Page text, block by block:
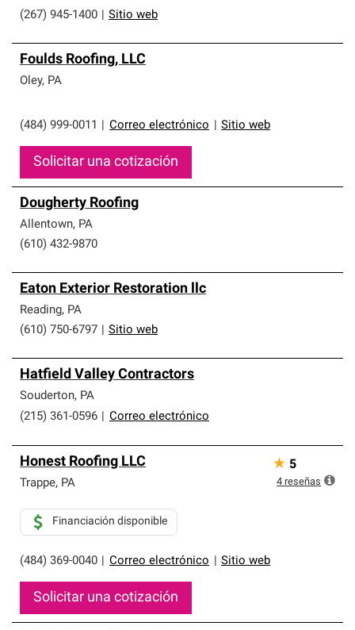
(267) 945-1400
Sitio web
Foulds Roofing, LLC
Oley, PA
(484) 999-0011 Correo electrónico Sitio web
Solicitar una cotización
Dougherty Roofing
Allentown, PA
(610) 432-9870
Eaton Exterior Restoration llc
Reading, PA
(610) 750-6797
Sitio web
Hatfield Valley Contractors
Souderton, PA
(215) 361-0596
Correo electrónico
Honest Roofing LLC
Trappe, PA
(484) 369-0040 Correo electrónico Sitio web
Financiación disponible
Solicitar una cotización
★ 5
4 reseñas